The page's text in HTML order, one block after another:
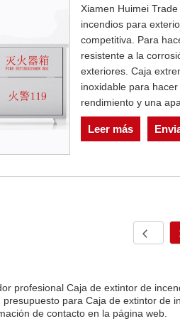
Xiamen Huimei
incendios para
competitiva. Para
resistente a la
exteriores. Caja
inoxidable para
rendimiento y una
Leer más
profesional Caja de extintor de
para Caja de extintor de
de contacto en la página web.